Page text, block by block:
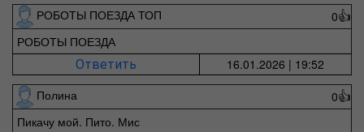
РОБОТЫ ПОЕЗДА ТОП
0👍
РОБОТЫ ПОЕЗДА
Ответить
16.01.2026 | 19:52
Полина
0👍
Пикачу мой. Пито. Мис